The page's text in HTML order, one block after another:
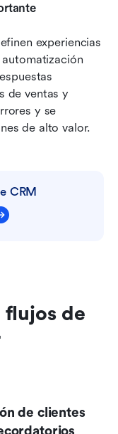
experiencias
de ventas y
y se
de alto valor.
CRM
flujos de
de clientes